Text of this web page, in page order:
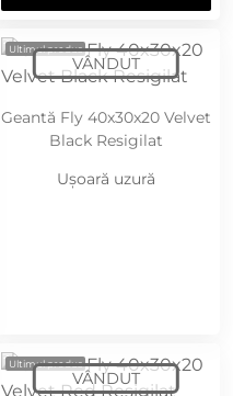
Ultimul produs
Geantă Fly 40x30x20 Velvet
Black Resigilat
Ușoară uzură
Ultimul produs